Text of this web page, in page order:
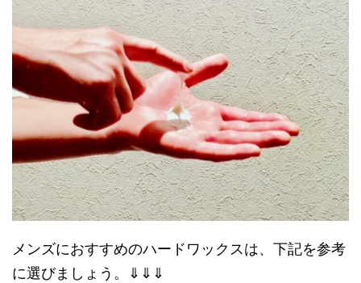
メンズにおすすめのハードワックスは、下記を参考
に選びましょう。⇓⇓⇓